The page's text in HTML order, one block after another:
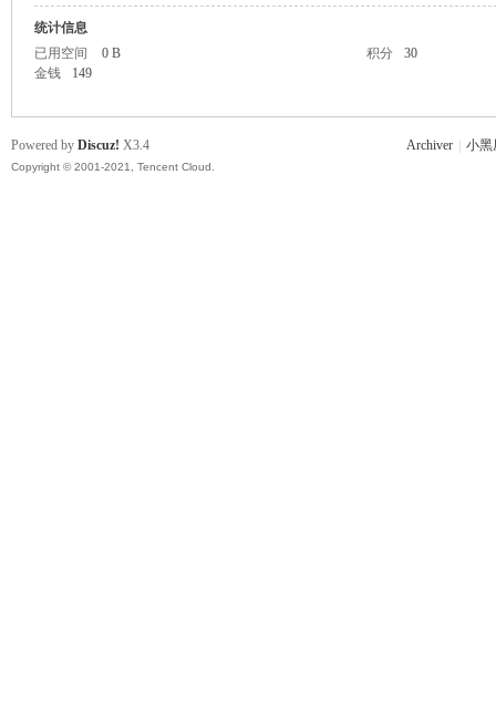
统计信息
已用空间
0 B 积分
30
金钱
149
Archiver 小黑
Powered by Discuz! X3.4
Copyright © 2001-2021, Tencent Cloud.